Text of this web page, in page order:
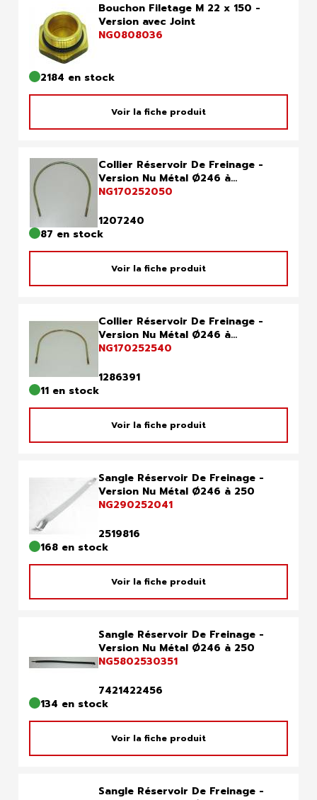
Bouchon Filetage M 22 x 150 -
Version avec Joint
NG0808036
2184 en stock
Voir la fiche produit
Collier Réservoir De Freinage -
Version Nu Métal Ø246 à...
NG170252050
1207240
87 en stock
Voir la fiche produit
Collier Réservoir De Freinage -
Version Nu Métal Ø246 à...
NG170252540
1286391
11 en stock
Voir la fiche produit
Sangle Réservoir De Freinage -
Version Nu Métal Ø246 à 250
NG290252041
2519816
168 en stock
Voir la fiche produit
Sangle Réservoir De Freinage -
Version Nu Métal Ø246 à 250
NG5802530351
7421422456
134 en stock
Voir la fiche produit
Sangle Réservoir De Freinage -